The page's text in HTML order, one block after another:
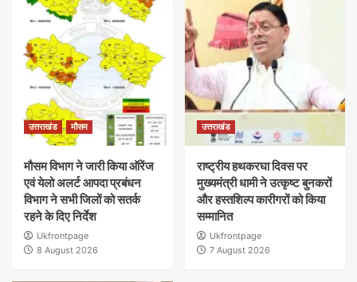
उत्तराखंड मौसम
मौसम विभाग ने जारी किया ऑरेंज
एवं येलो अलर्ट आपदा प्रबंधन
विभाग ने सभी जिलों को सतर्क
रहने के दिए निर्देश
Ukfrontpage
8 August 2026
उत्तराखंड
राष्ट्रीय हथकरघा दिवस पर
मुख्यमंत्री धामी ने उत्कृष्ट बुनकरों
और हस्तशिल्प कारीगरों को किया
सम्मानित
Ukfrontpage
7 August 2026